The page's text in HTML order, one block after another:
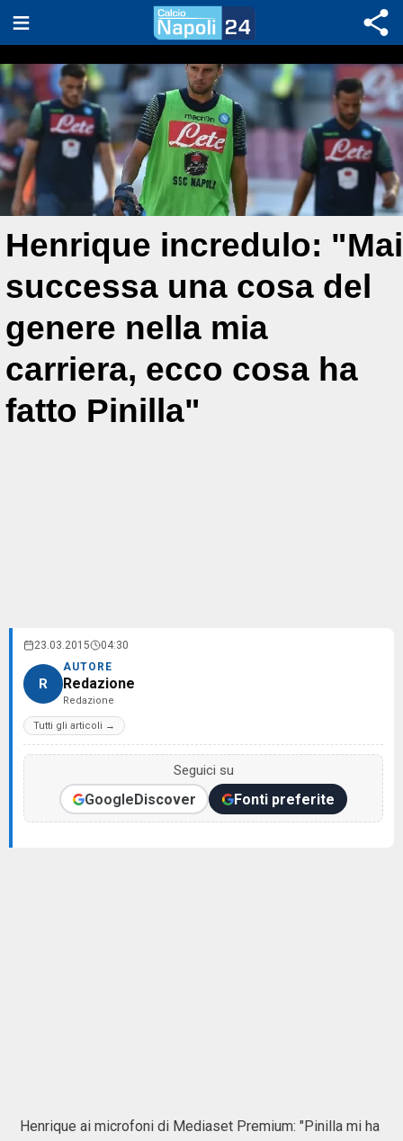
Henrique incredulo: "Mai
successa una cosa del
genere nella mia
carriera, ecco cosa ha
fatto Pinilla"
23.03.2015 04:30
R
AUTORE
Redazione
Redazione
Tutti gli articoli →
Seguici su
GoogleDiscover Fonti preferite
Henrique ai microfoni di Mediaset Premium: "Pinilla mi ha